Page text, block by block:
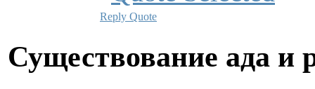
Reply Quote
Существование ада и